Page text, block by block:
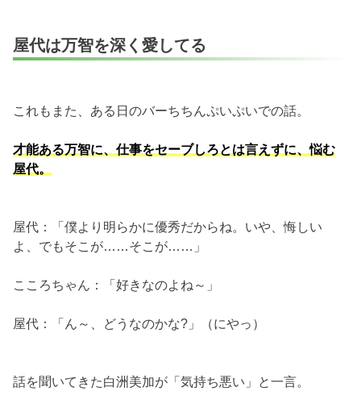
屋代は万智を深く愛してる
これもまた、ある日のバーちちんぷいぷいでの話。
才能ある万智に、仕事をセーブしろとは言えずに、悩む
屋代。
屋代：「僕より明らかに優秀だからね。いや、悔しい
よ、でもそこが……そこが……」
こころちゃん：「好きなのよね～」
屋代：「ん～、どうなのかな?」（にやっ）
話を聞いてきた白洲美加が「気持ち悪い」と一言。